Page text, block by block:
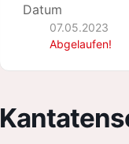
Datum
07.05.2023
Abgelaufen!